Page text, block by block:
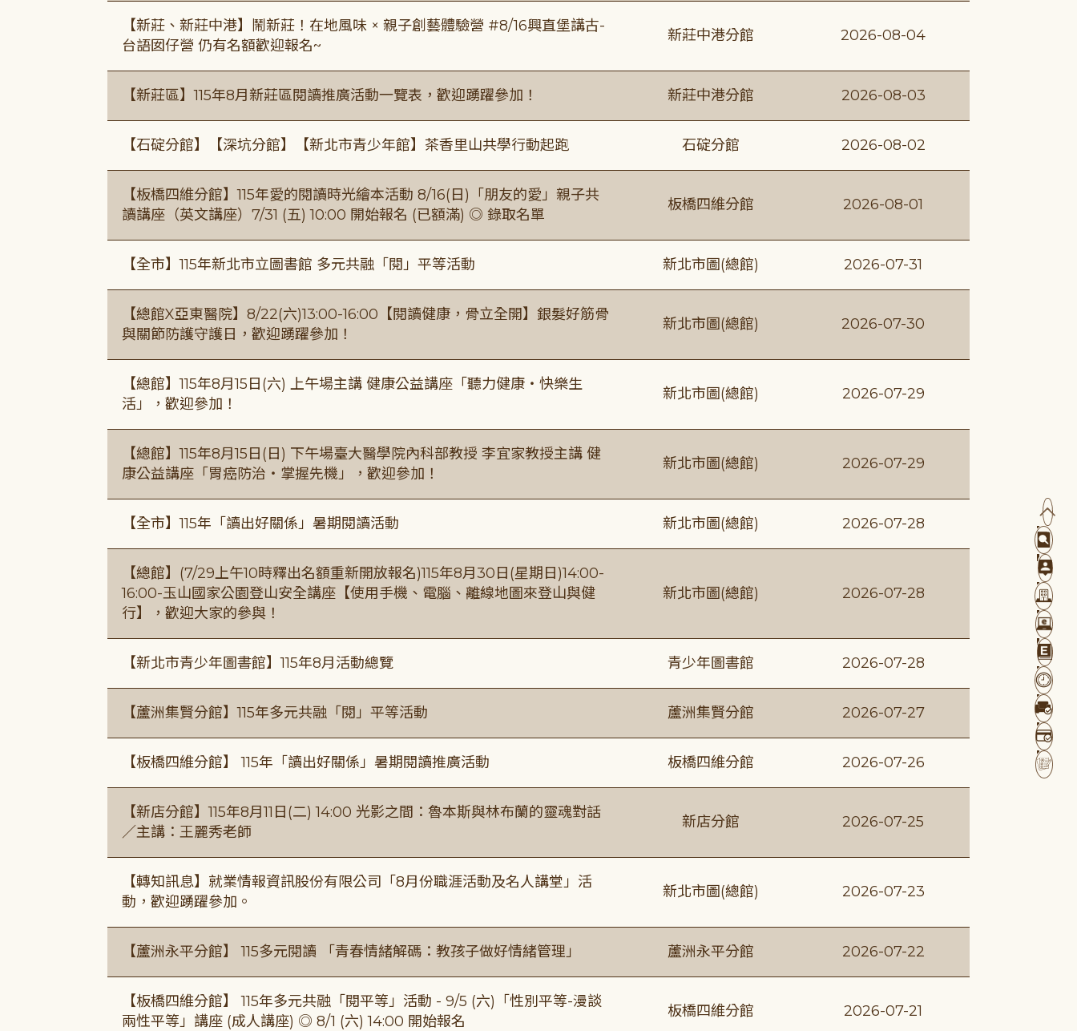
【新莊、新莊中港】鬧新莊！在地風味 × 親子創藝體驗營 #8/16興直堡講古-
台語囡仔營 仍有名額歡迎報名~
新莊中港分館 2026-08-04
【新莊區】115年8月新莊區閱讀推廣活動一覽表，歡迎踴躍參加！ 新莊中港分館 2026-08-03
【石碇分館】【深坑分館】【新北市青少年館】茶香里山共學行動起跑 石碇分館 2026-08-02
【板橋四維分館】115年愛的閱讀時光繪本活動 8/16(日)「朋友的愛」親子共
讀講座（英文講座）7/31 (五) 10:00 開始報名 (已額滿) ◎ 錄取名單
板橋四維分館 2026-08-01
【全市】115年新北市立圖書館 多元共融「閱」平等活動 新北市圖(總館) 2026-07-31
【總館X亞東醫院】8/22(六)13:00-16:00【閱讀健康，骨立全開】銀髮好筋骨
與關節防護守護日，歡迎踴躍參加！
新北市圖(總館) 2026-07-30
【總館】115年8月15日(六) 上午場主講 健康公益講座「聽力健康・快樂生
活」，歡迎參加！
新北市圖(總館) 2026-07-29
【總館】115年8月15日(日) 下午場臺大醫學院內科部教授 李宜家教授主講 健
康公益講座「胃癌防治・掌握先機」，歡迎參加！
新北市圖(總館) 2026-07-29
【全市】115年「讀出好關係」暑期閱讀活動 新北市圖(總館) 2026-07-28
【總館】(7/29上午10時釋出名額重新開放報名)115年8月30日(星期日)14:00-
16:00-玉山國家公園登山安全講座【使用手機、電腦、離線地圖來登山與健
行】，歡迎大家的參與！
新北市圖(總館) 2026-07-28
【新北市青少年圖書館】115年8月活動總覽 青少年圖書館 2026-07-28
【蘆洲集賢分館】115年多元共融「閱」平等活動 蘆洲集賢分館 2026-07-27
【板橋四維分館】 115年「讀出好關係」暑期閱讀推廣活動 板橋四維分館 2026-07-26
【新店分館】115年8月11日(二) 14:00 光影之間：魯本斯與林布蘭的靈魂對話
／主講：王麗秀老師
新店分館 2026-07-25
【轉知訊息】就業情報資訊股份有限公司「8月份職涯活動及名人講堂」活
動，歡迎踴躍參加。
新北市圖(總館) 2026-07-23
【蘆洲永平分館】 115多元閱讀 「青春情緒解碼：教孩子做好情緒管理」 蘆洲永平分館 2026-07-22
【板橋四維分館】 115年多元共融「閱平等」活動 - 9/5 (六)「性別平等-漫談
兩性平等」講座 (成人講座) ◎ 8/1 (六) 14:00 開始報名
板橋四維分館 2026-07-21